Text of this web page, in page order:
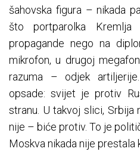
šahovska figura – nikada
što portparolka
propagande nego na
mikrofon, u drugoj
razuma – odjek
opsade: svijet je protiv
stranu. U takvoj slici, Srbija
nije – biće protiv. To je
Moskva nikada nije prestala